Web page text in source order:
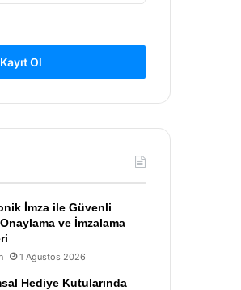
Kayıt Ol
İmza ile Güvenli
ve İmzalama
1 Ağustos 2026
Hediye Kutularında